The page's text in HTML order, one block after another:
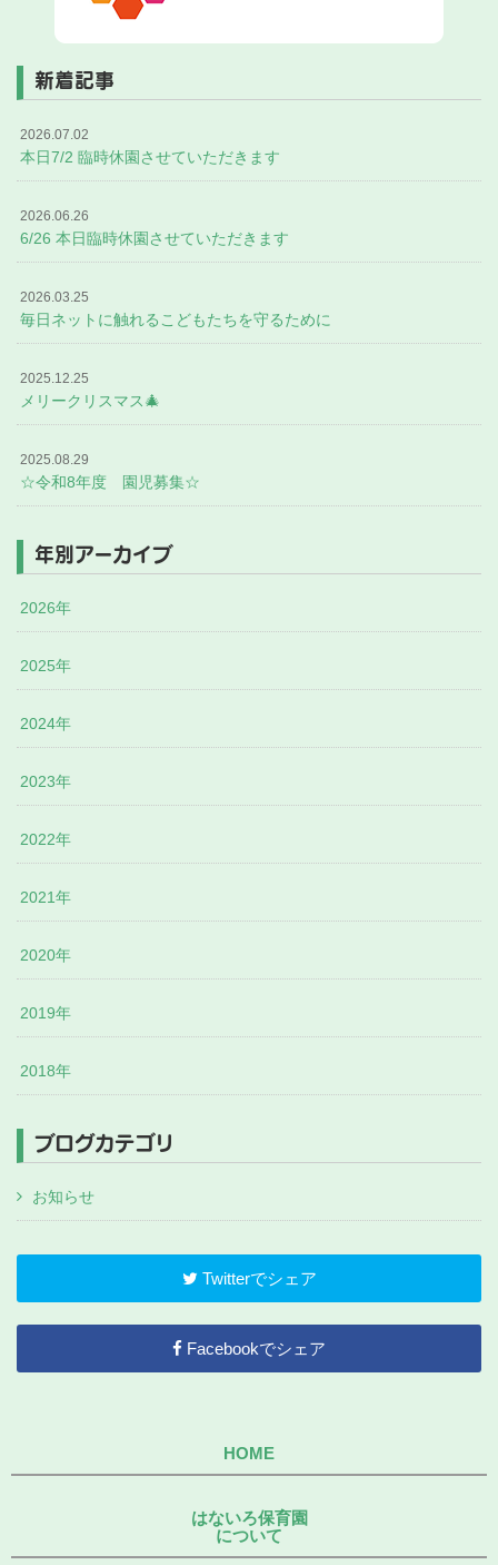
新着記事
2026.07.02
本日7/2 臨時休園させていただきます
2026.06.26
6/26 本日臨時休園させていただきます
2026.03.25
毎日ネットに触れるこどもたちを守るために
2025.12.25
メリークリスマス🎄
2025.08.29
☆令和8年度 園児募集☆
年別アーカイブ
2026年
2025年
2024年
2023年
2022年
2021年
2020年
2019年
2018年
ブログカテゴリ
お知らせ
Twitterでシェア
Facebookでシェア
HOME
はないろ保育園
について